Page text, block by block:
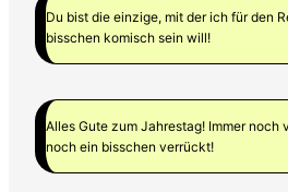
Du bist die einzige, mit der ich für den
bisschen komisch sein will!
Alles Gute zum Jahrestag! Immer noch
noch ein bisschen verrückt!